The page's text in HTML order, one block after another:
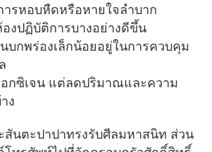
รหอบหืดหรือหายใจลำบาก
งปฏิบัติการบางอย่างดีขึ้น
บกพร่องเล็กน้อยอยู่ในการควบคุม
กซิเจน แต่ลดปริมาณและความ
ง
สันตะปาปาทรงรับศีลมหาสนิท ส่วน